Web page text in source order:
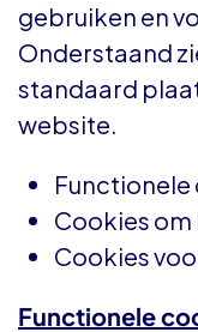
gebruiken en
Onderstaand
standaard
website.
Functionele
Cookies
Cookies
Functionele